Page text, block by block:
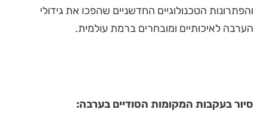
והפתרונות הטכנולוגיים החדשניים שהפכו את גידולי
הערבה לאיכותיים ומובחרים ברמת עולמית.
סיור בעקבות המקומות הסודיים בערבה: